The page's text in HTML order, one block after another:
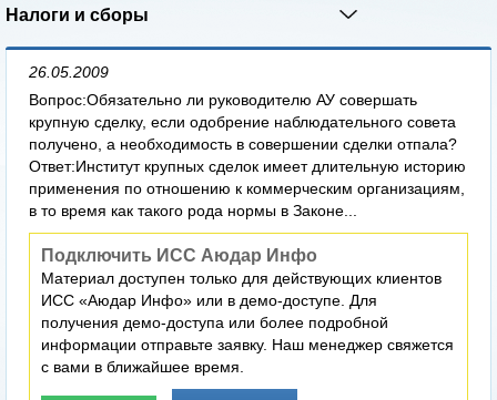
Налоги и сборы
26.05.2009
Вопрос:Обязательно ли руководителю АУ совершать
крупную сделку, если одобрение наблюдательного совета
получено, а необходимость в совершении сделки отпала?
Ответ:Институт крупных сделок имеет длительную историю
применения по отношению к коммерческим организациям,
в то время как такого рода нормы в Законе...
Подключить ИСС Аюдар Инфо
Материал доступен только для действующих клиентов
ИСС «Аюдар Инфо» или в демо-доступе. Для
получения демо-доступа или более подробной
информации отправьте заявку. Наш менеджер свяжется
с вами в ближайшее время.